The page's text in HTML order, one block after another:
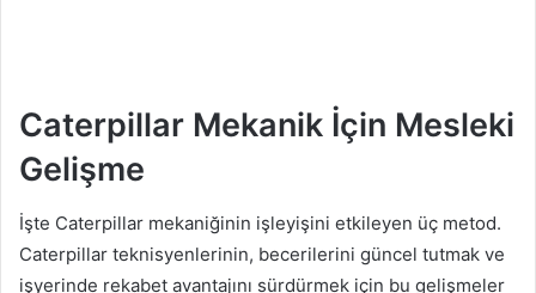
Caterpillar Mekanik İçin Mesleki
Gelişme
İşte Caterpillar mekaniğinin işleyişini etkileyen üç metod.
Caterpillar teknisyenlerinin, becerilerini güncel tutmak ve
işyerinde rekabet avantajını sürdürmek için bu gelişmeler